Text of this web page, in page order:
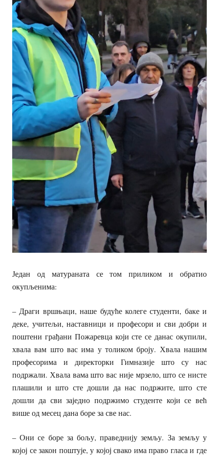
Један од матураната се том приликом и обратио
окупљенима:
– Драги вршњаци, наше будуће колеге студенти, баке и
деке, учитељи, наставници и професори и сви добри и
поштени грађани Пожаревца који сте се данас окупили,
хвала вам што вас има у толиком броју. Хвала нашим
професорима и директорки Гимназије што су нас
подржали. Хвала вама што вас није мрзело, што се нисте
плашили и што сте дошли да нас подржите, што сте
дошли да сви заједно подржимо студенте који се већ
више од месец дана боре за све нас.
– Они се боре за бољу, праведнију земљу. За земљу у
којој се закон поштује, у којој свако има право гласа и где